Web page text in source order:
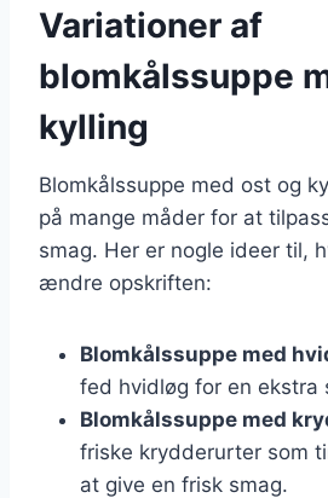
Variationer af
blomkålssuppe
kylling
Blomkålssuppe med ost og
på mange måder for at
smag. Her er nogle ideer til,
ændre opskriften:
Blomkålssuppe med
fed hvidløg for en ekstra
Blomkålssuppe med
friske krydderurter som
at give en frisk smag.